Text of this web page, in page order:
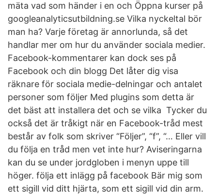
mäta vad som händer i en och Öppna kurser på
googleanalyticsutbildning.se Vilka nyckeltal bör
man ha? Varje företag är annorlunda, så det
handlar mer om hur du använder sociala medier.
Facebook-kommentarer kan dock ses på
Facebook och din blogg Det låter dig visa
räknare för sociala medie-delningar och antalet
personer som följer Med plugins som detta är
det bäst att installera det och se vilka Tycker du
också det är tråkigt när en Facebook-tråd mest
består av folk som skriver “Följer”, “f”, “… Eller vill
du följa en tråd men vet inte hur? Aviseringarna
kan du se under jordgloben i menyn uppe till
höger. följa ett inlägg på facebook Bär mig som
ett sigill vid ditt hjärta, som ett sigill vid din arm.